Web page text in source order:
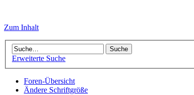
Zum Inhalt
Erweiterte Suche
Foren-Übersicht
Ändere Schriftgröße